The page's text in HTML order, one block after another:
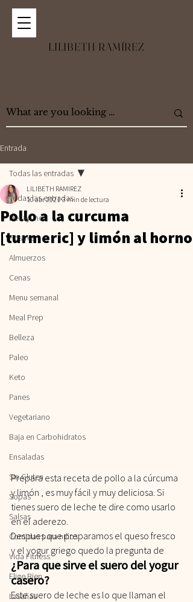
LILIBETH RAMÍREZ
Entrada
Todas las entradas
Desayunos
Postres
Almuerzos
Cenas
Menu semanal
Meal Prep
Belleza
Paleo
Keto
Panes
Vegetariano
Baja en Carbohidratos
Ensaladas
Sin Gluten
Sopas
Salsas
Comidas para niños
Vida Fitness
Elige Bien
Lasañas
Todas las entradas
Pollo a la curcuma
[turmeric] y limón al horno
LILIBETH RAMIREZ
10 abr 2021 3 min de lectura
Prepara esta receta de pollo a la cúrcuma
y limón , es muy fácil y muy deliciosa. Si
tienes suero de leche te dire como usarlo
en el aderezo.
Despues que preparamos el queso fresco
y el yogur griego quedo la pregunta de
¿Para que sirve el suero del yogur
casero?
Este suero de leche es lo que llaman el